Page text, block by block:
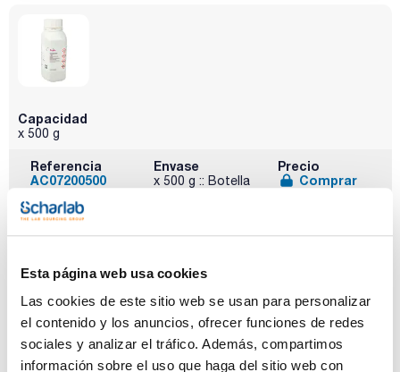
Esta página web usa cookies
Las cookies de este sitio web se usan para personalizar
el contenido y los anuncios, ofrecer funciones de redes
sociales y analizar el tráfico. Además, compartimos
información sobre el uso que haga del sitio web con
Capacidad
x 500 g
Referencia
AC07200500
Envase
x 500 g :: Botella
Precio
Comprar
Disponibilidad
Ver stock